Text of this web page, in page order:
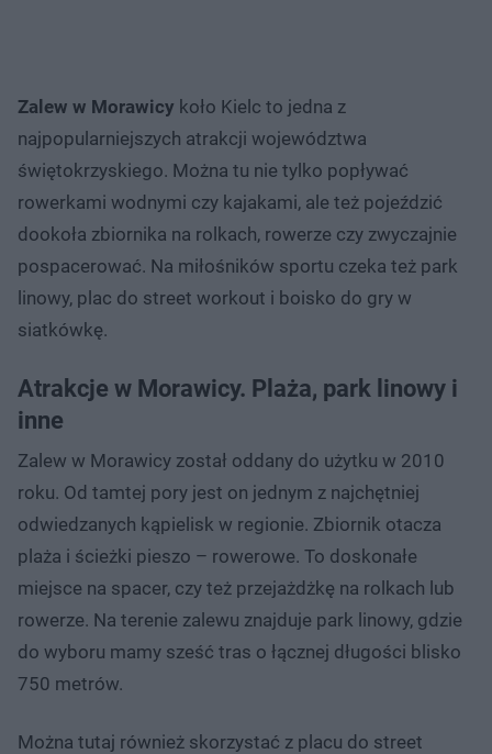
Zalew w Morawicy koło Kielc to jedna z
najpopularniejszych atrakcji województwa
świętokrzyskiego. Można tu nie tylko popływać
rowerkami wodnymi czy kajakami, ale też pojeździć
dookoła zbiornika na rolkach, rowerze czy zwyczajnie
pospacerować. Na miłośników sportu czeka też park
linowy, plac do street workout i boisko do gry w
siatkówkę.
Atrakcje w Morawicy. Plaża, park linowy i
inne
Zalew w Morawicy został oddany do użytku w 2010
roku. Od tamtej pory jest on jednym z najchętniej
odwiedzanych kąpielisk w regionie. Zbiornik otacza
plaża i ścieżki pieszo – rowerowe. To doskonałe
miejsce na spacer, czy też przejażdżkę na rolkach lub
rowerze. Na terenie zalewu znajduje park linowy, gdzie
do wyboru mamy sześć tras o łącznej długości blisko
750 metrów.
Można tutaj również skorzystać z placu do street